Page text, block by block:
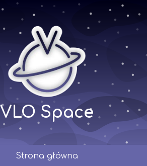
VLO Space
Strona główna